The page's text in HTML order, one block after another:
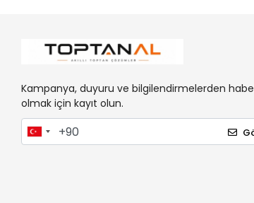
Kampanya, duyuru ve bilgilendirmelerden
olmak için kayıt olun.